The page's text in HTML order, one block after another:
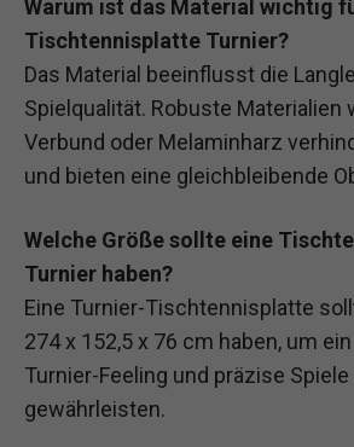
Warum ist das Material wichtig
Tischtennisplatte Turnier?
Das Material beeinflusst die
Spielqualität. Robuste Materialien
Verbund oder Melaminharz
und bieten eine gleichbleibende
Welche Größe sollte eine
Turnier haben?
Eine Turnier-Tischtennisplatte
274 x 152,5 x 76 cm haben, um
Turnier-Feeling und präzise Spiele
gewährleisten.